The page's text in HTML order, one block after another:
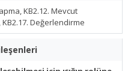
KB2.12. Mevcut
Değerlendirme